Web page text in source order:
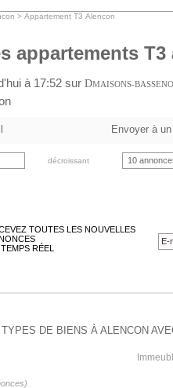
> Appartement T3 Alencon
appartements T3
à 17:52 sur DMAISONS-
Envoyer à
décroissant 10
TOUTES LES NOUVELLES
RÉEL
DE BIENS À ALENCON